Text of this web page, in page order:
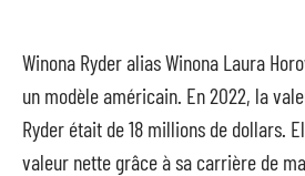
Winona Ryder alias Winona Laura
un modèle américain. En 2022, la
Ryder était de 18 millions de dollars.
valeur nette grâce à sa carrière de